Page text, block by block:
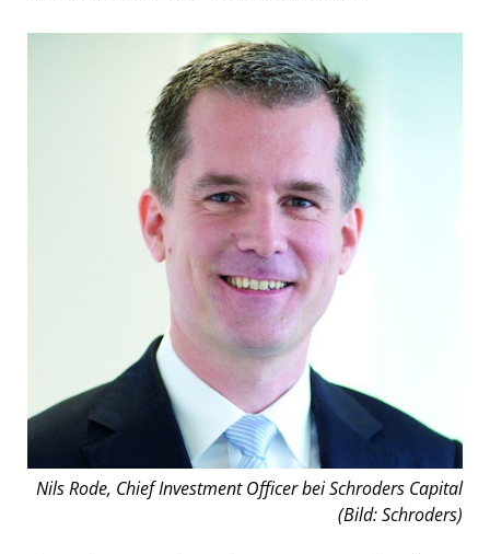
Nils Rode, Chief Investment Officer bei Schroders Capital
(Bild: Schroders)